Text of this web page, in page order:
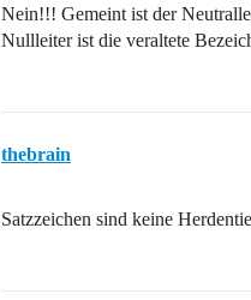
Nein!!! Gemeint ist der
Nullleiter ist die veraltete
thebrain
Satzzeichen sind keine